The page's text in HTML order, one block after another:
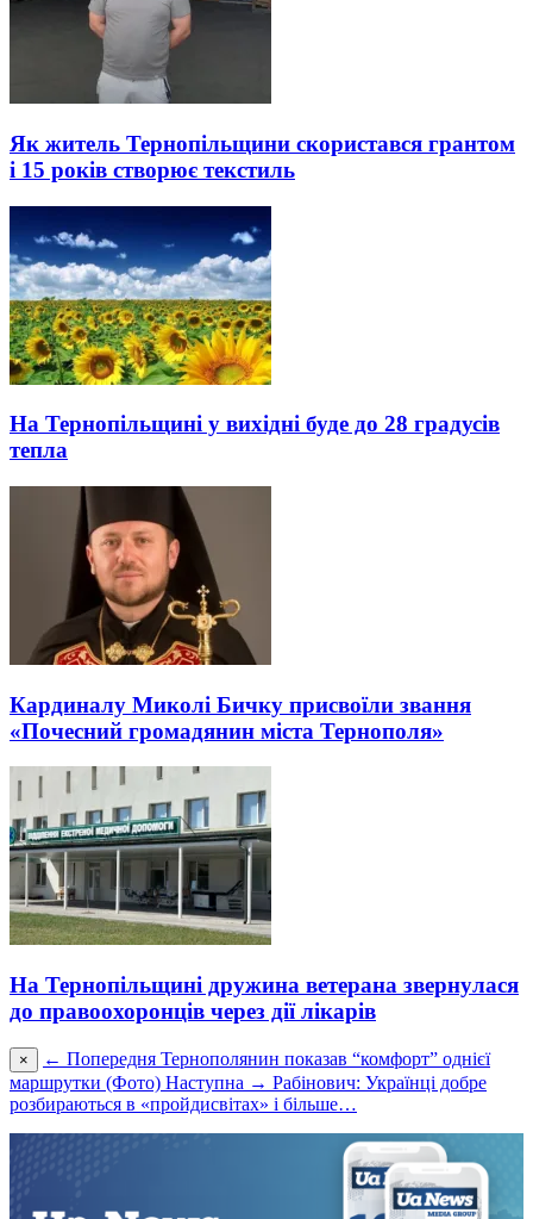
Як житель Тернопільщини скористався грантом
і 15 років створює текстиль
На Тернопільщині у вихідні буде до 28 градусів
тепла
Кардиналу Миколі Бичку присвоїли звання
«Почесний громадянин міста Тернополя»
На Тернопільщині дружина ветерана звернулася
до правоохоронців через дії лікарів
× ← Попередня Тернополянин показав “комфорт” однієї
маршрутки (Фото) Наступна → Рабінович: Українці добре
розбираються в «пройдисвітах» і більше…